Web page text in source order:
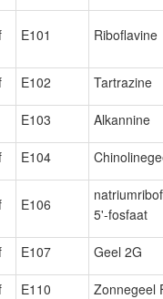
E101 Riboflavine
E102 Tartrazine
E103 Alkannine
E104
E106
5'-fosfaat
E107 Geel 2G
E110 Zonnegeel